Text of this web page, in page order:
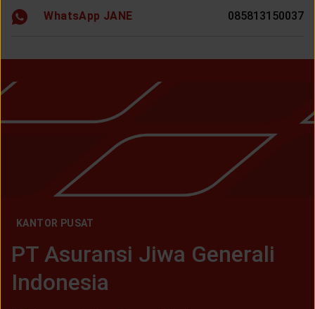
WhatsApp JANE 085813150037
KANTOR PUSAT
PT Asuransi Jiwa Generali
Indonesia